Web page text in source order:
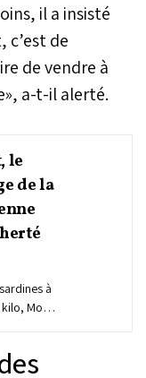
il a insisté
c’est de
de vendre à
a-t-il alerté.
le
de la
à
Moul
faisant